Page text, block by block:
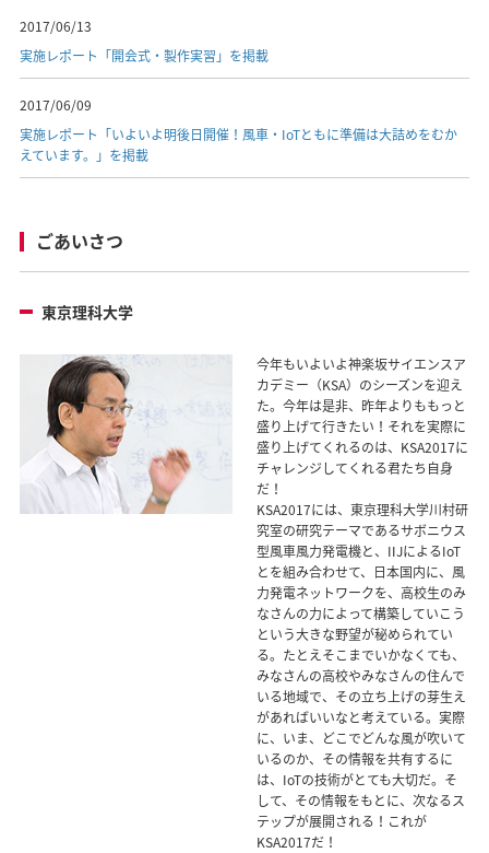
2017/06/13
実施レポート「開会式・製作実習」を掲載
2017/06/09
実施レポート「いよいよ明後日開催！風車・IoTともに準備は大詰めをむか
えています。」を掲載
ごあいさつ
東京理科大学
今年もいよいよ神楽坂サイエンスア
カデミー（KSA）のシーズンを迎え
た。今年は是非、昨年よりももっと
盛り上げて行きたい！それを実際に
盛り上げてくれるのは、KSA2017に
チャレンジしてくれる君たち自身
だ！
KSA2017には、東京理科大学川村研
究室の研究テーマであるサボニウス
型風車風力発電機と、IIJによるIoT
とを組み合わせて、日本国内に、風
力発電ネットワークを、高校生のみ
なさんの力によって構築していこう
という大きな野望が秘められてい
る。たとえそこまでいかなくても、
みなさんの高校やみなさんの住んで
いる地域で、その立ち上げの芽生え
があればいいなと考えている。実際
に、いま、どこでどんな風が吹いて
いるのか、その情報を共有するに
は、IoTの技術がとても大切だ。そ
して、その情報をもとに、次なるス
テップが展開される！これが
KSA2017だ！